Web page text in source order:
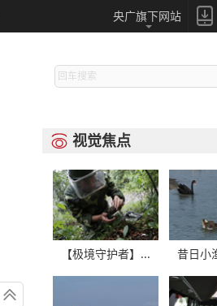

央广旗下网站

 视觉焦点
【极境守护者】... 昔日小